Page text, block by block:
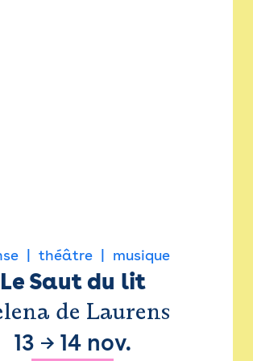
théâtre musique
Le Saut du lit
de Laurens
13 → 14 nov.